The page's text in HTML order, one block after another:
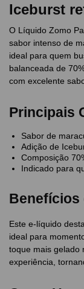
Iceburst
O Líquido Zomo
sabor intenso de
ideal para quem
balanceada de
com excelente
Principais
Sabor de
Adição de
Composição
Indicado para
Benefícios
Este e-líquido
ideal para
toque mais gelado
experiência,